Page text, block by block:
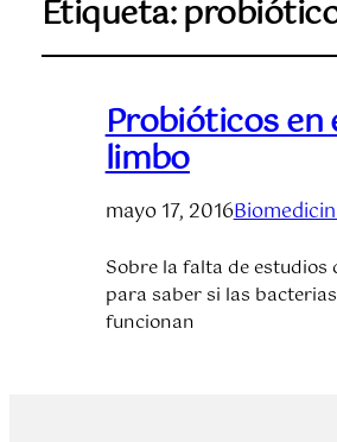
Etiqueta:
Probióticos en
limbo
mayo 17, 2016
Sobre la falta de estudios
para saber si las bacterias
funcionan